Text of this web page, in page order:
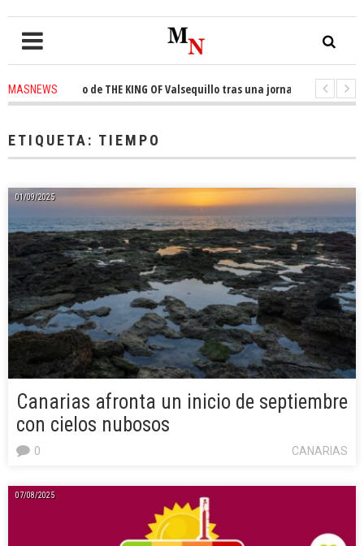
MASNEWS
de THE KING OF Valsequillo tras una jornada de baloncesto urbano
ETIQUETA: TIEMPO
01/09/2025
Canarias afronta un inicio de septiembre
con cielos nubosos
CANARIAS
0
07/08/2025